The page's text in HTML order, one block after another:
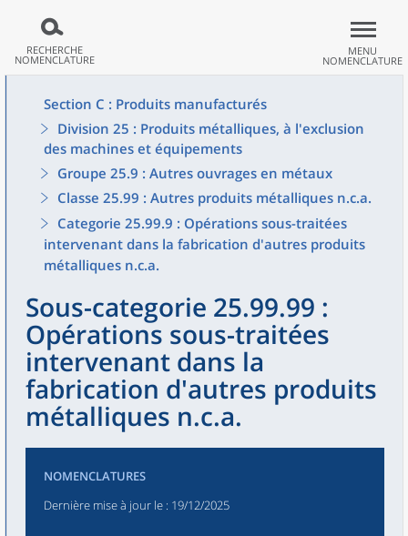
RECHERCHE
NOMENCLATURE
MENU
NOMENCLATURE
Section C : Produits manufacturés
Division 25 : Produits métalliques, à l'exclusion
des machines et équipements
Groupe 25.9 : Autres ouvrages en métaux
Classe 25.99 : Autres produits métalliques n.c.a.
Categorie 25.99.9 : Opérations sous-traitées
intervenant dans la fabrication d'autres produits
métalliques n.c.a.
Sous-categorie 25.99.99 :
Opérations sous-traitées
intervenant dans la
fabrication d'autres produits
métalliques n.c.a.
NOMENCLATURES
Dernière mise à jour le : 19/12/2025